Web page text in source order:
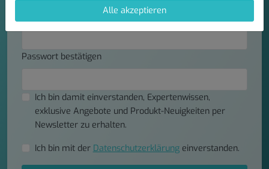
Alle akzeptieren
Passwort bestätigen
Ich bin damit einverstanden, Expertenwissen,
exklusive Angebote und Produkt-Neuigkeiten per
Newsletter zu erhalten.
Ich bin mit der Datenschutzerklärungeinverstanden.